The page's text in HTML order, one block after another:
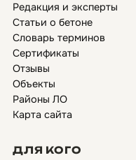
Редакция и эксперты
Статьи о бетоне
Словарь терминов
Сертификаты
Отзывы
Объекты
Районы ЛО
Карта сайта
ДЛЯ КОГО